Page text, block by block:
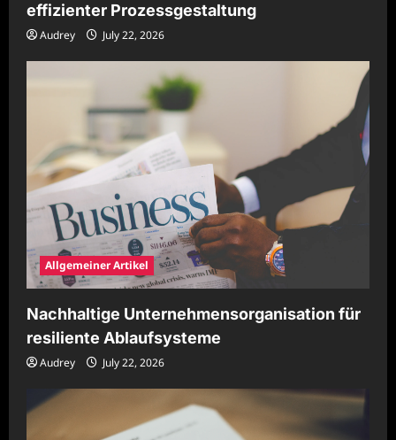
effizienter Prozessgestaltung
Audrey July 22, 2026
Allgemeiner Artikel
Nachhaltige Unternehmensorganisation für
resiliente Ablaufsysteme
Audrey July 22, 2026